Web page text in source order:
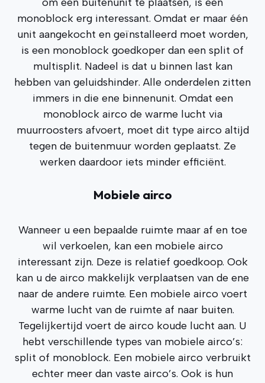
monoblock erg interessant. Omdat er maar één
unit aangekocht en geïnstalleerd moet worden,
is een monoblock goedkoper dan een split of
multisplit. Nadeel is dat u binnen last kan
hebben van geluidshinder. Alle onderdelen zitten
immers in die ene binnenunit. Omdat een
monoblock airco de warme lucht via
muurroosters afvoert, moet dit type airco altijd
tegen de buitenmuur worden geplaatst. Ze
werken daardoor iets minder efficiënt.
Mobiele airco
Wanneer u een bepaalde ruimte maar af en toe
wil verkoelen, kan een mobiele airco
interessant zijn. Deze is relatief goedkoop. Ook
kan u de airco makkelijk verplaatsen van de ene
naar de andere ruimte. Een mobiele airco voert
warme lucht van de ruimte af naar buiten.
Tegelijkertijd voert de airco koude lucht aan. U
hebt verschillende types van mobiele airco’s:
split of monoblock. Een mobiele airco verbruikt
echter meer dan vaste airco’s. Ook is hun